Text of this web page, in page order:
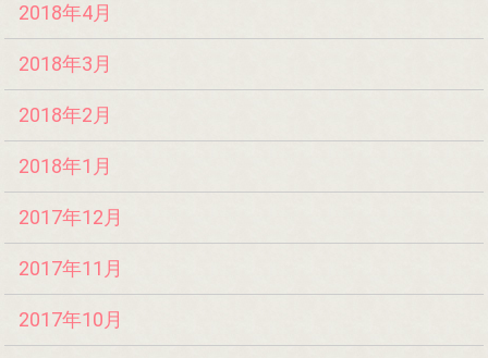
2018年4月
2018年3月
2018年2月
2018年1月
2017年12月
2017年11月
2017年10月